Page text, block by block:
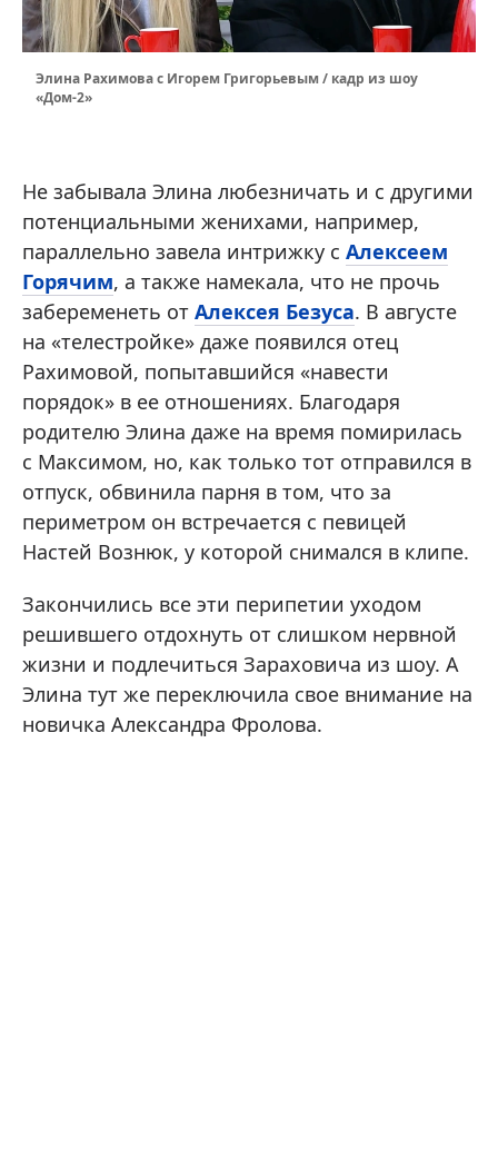
Элина Рахимова с Игорем Григорьевым / кадр из шоу
«Дом-2»
Не забывала Элина любезничать и с другими
потенциальными женихами, например,
параллельно завела интрижку с Алексеем
Горячим, а также намекала, что не прочь
забеременеть от Алексея Безуса. В августе
на «телестройке» даже появился отец
Рахимовой, попытавшийся «навести
порядок» в ее отношениях. Благодаря
родителю Элина даже на время помирилась
с Максимом, но, как только тот отправился в
отпуск, обвинила парня в том, что за
периметром он встречается с певицей
Настей Вознюк, у которой снимался в клипе.
Закончились все эти перипетии уходом
решившего отдохнуть от слишком нервной
жизни и подлечиться Зараховича из шоу. А
Элина тут же переключила свое внимание на
новичка Александра Фролова.